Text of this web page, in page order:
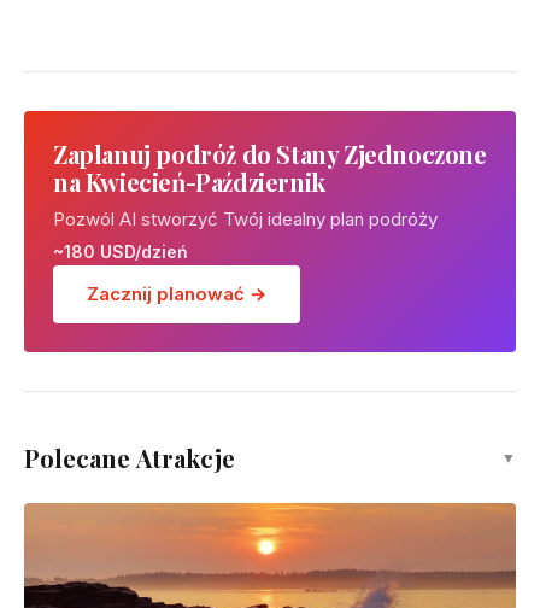
Zaplanuj podróż do Stany Zjednoczone
na Kwiecień-Październik
Pozwól AI stworzyć Twój idealny plan podróży
~180 USD/dzień
Zacznij planować →
Polecane Atrakcje ▼